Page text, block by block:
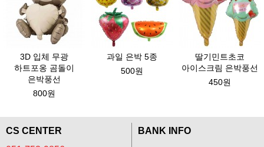
3D 입체 무광
하트포옹 곰돌이
은박풍선
800원
과일 은박 5종
500원
딸기민트초코
아이스크림 은박풍선
450원
CS CENTER
BANK INFO